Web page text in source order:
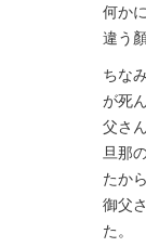
何か
違う
ちな
が死
父さ
旦那
たから
御父
た。